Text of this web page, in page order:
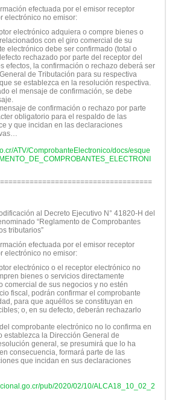
efectuada por el emisor receptor
electrónico no emisor:
electrónico adquiera o compre bienes o
con el giro comercial de su
electrónico debe ser confirmado (total o
rechazado por parte del receptor del
efectos, la confirmación o rechazo deberá ser
de Tributación para su respectiva
se establezca en la resolución respectiva.
el mensaje de confirmación, se debe
de confirmación o rechazo por parte
obligatorio para el respaldo de las
y que incidan en las declaraciones
ATV/ComprobanteElectronico/docs/esque
al Decreto Ejecutivo N° 41820-H del
“Reglamento de Comprobantes
tributarios”
efectuada por el emisor receptor
electrónico no emisor:
electrónico o el receptor electrónico no
bienes o servicios directamente
comercial de sus negocios y no estén
fiscal, podrán confirmar el comprobante
para que aquéllos se constituyan en
o, en su defecto, deberán rechazarlo
comprobante electrónico no lo confirma en
establezca la Dirección General de
general, se presumirá que lo ha
consecuencia, formará parte de las
que incidan en sus declaraciones
pub/2020/02/10/ALCA18_10_02_2